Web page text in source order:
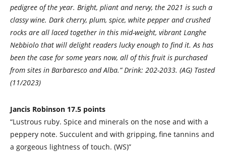
pedigree of the year. Bright, pliant and nervy, the 2021 is such a
classy wine. Dark cherry, plum, spice, white pepper and crushed
rocks are all laced together in this mid-weight, vibrant Langhe
Nebbiolo that will delight readers lucky enough to find it. As has
been the case for some years now, all of this fruit is purchased
from sites in Barbaresco and Alba.” Drink: 202-2033. (AG) Tasted
(11/2023)
Jancis Robinson 17.5 points
“Lustrous ruby. Spice and minerals on the nose and with a
peppery note. Succulent and with gripping, fine tannins and
a gorgeous lightness of touch. (WS)”